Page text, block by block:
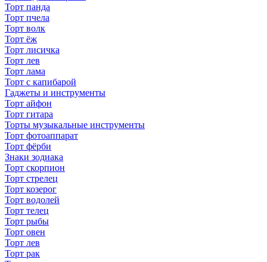
Торт панда
Торт пчела
Торт волк
Торт ёж
Торт лисичка
Торт лев
Торт лама
Торт с капибарой
Гаджеты и инструменты
Торт айфон
Торт гитара
Торты музыкальные инструменты
Торт фотоаппарат
Торт фёрби
Знаки зодиака
Торт скорпион
Торт стрелец
Торт козерог
Торт водолей
Торт телец
Торт рыбы
Торт овен
Торт лев
Торт рак